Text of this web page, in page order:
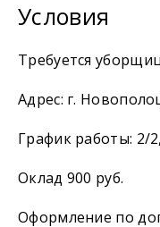
Условия
Требуется
Адрес: г.
График работы: 2/
Оклад 900 руб.
Оформление по